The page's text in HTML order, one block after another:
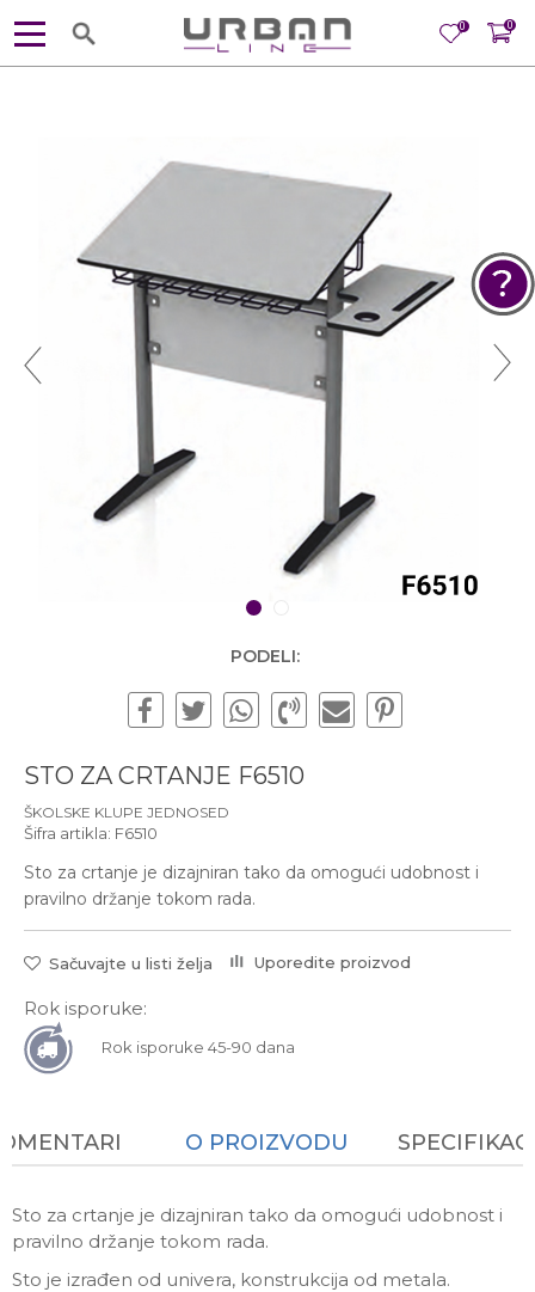
0
0
1
PODELI:
STO ZA CRTANJE F6510
ŠKOLSKE KLUPE JEDNOSED
Šifra artikla: F6510
Sto za crtanje je dizajniran tako da omogući udobnost i
pravilno držanje tokom rada.
Sačuvajte u listi želja Uporedite proizvod
Rok isporuke:
Rok isporuke 45-90 dana
POMOĆ PRI KUPOVINI
Za više informacija, pomoć i
381 64 218 96 52
Ponedeljak - Petak od
10:00 do 19:00
Subotom od 10:00 do
16:00 časova
O PROIZVODU
Sto za crtanje je dizajniran tako da omogući udobnost i
pravilno držanje tokom rada.
Sto je izrađen od univera, konstrukcija od metala.